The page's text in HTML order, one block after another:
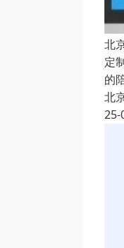
北
定
的
北
25-